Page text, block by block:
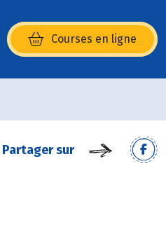
Courses en ligne
fenêtre)
Partager sur